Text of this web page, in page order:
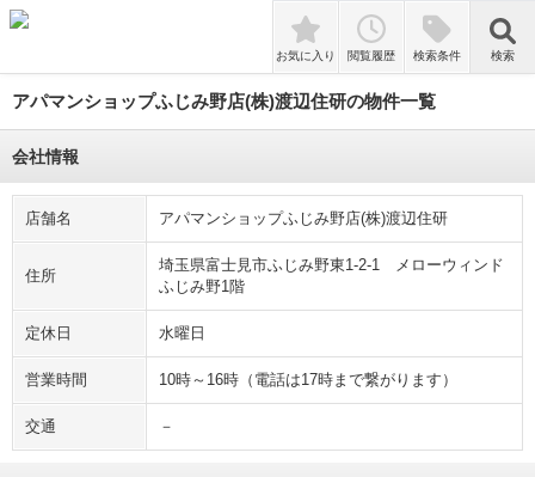
検索
お気に入り 閲覧履歴 検索条件 検索
アパマンショップふじみ野店(株)渡辺住研の物件一覧
会社情報
店舗名 アパマンショップふじみ野店(株)渡辺住研
住所
埼玉県富士見市ふじみ野東1-2-1 メローウィンド
ふじみ野1階
定休日 水曜日
営業時間 10時～16時（電話は17時まで繋がります）
交通 －
tune 即入居可 ペット相談